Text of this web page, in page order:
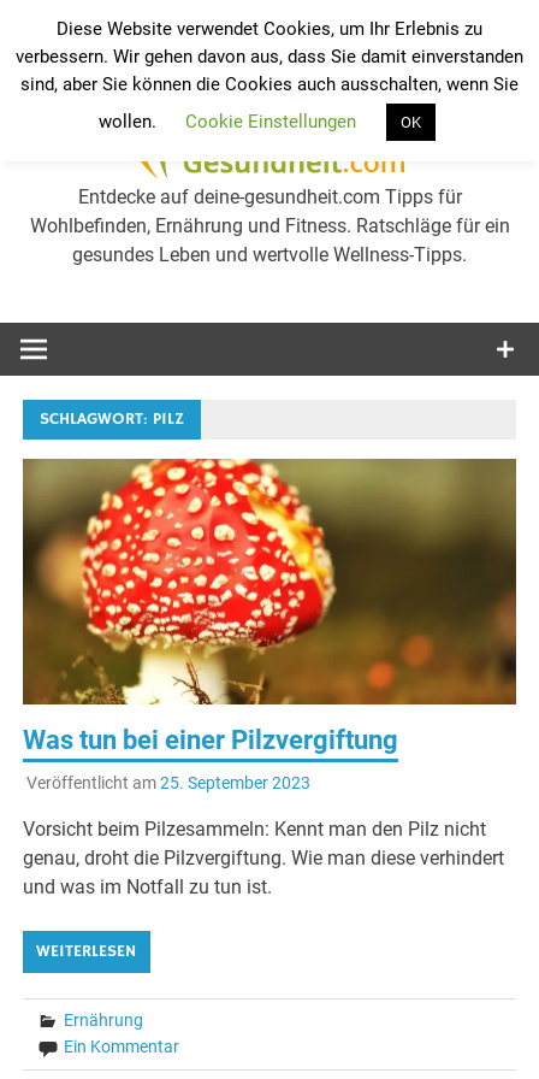
Werkzeugleiste öffnen
springen
Entdecke auf deine-gesundheit.com Tipps für
Wohlbefinden, Ernährung und Fitness. Ratschläge für ein
gesundes Leben und wertvolle Wellness-Tipps.
SCHLAGWORT: PILZ
Was tun bei einer Pilzvergiftung
Veröffentlicht am25. September 2023
Vorsicht beim Pilzesammeln: Kennt man den Pilz nicht
genau, droht die Pilzvergiftung. Wie man diese verhindert
und was im Notfall zu tun ist.
WEITERLESEN
Ernährung
Ein Kommentar
Diese Website verwendet Cookies, um Ihr Erlebnis zu
verbessern. Wir gehen davon aus, dass Sie damit einverstanden
sind, aber Sie können die Cookies auch ausschalten, wenn Sie
wollen.
Cookie Einstellungen OK